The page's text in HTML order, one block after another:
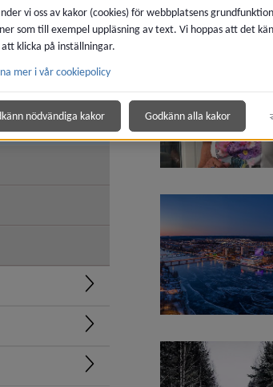
Expandera
Expandera
Expandera
vi oss av kakor (cookies) för webbplatsens
som till exempel uppläsning av text. Vi hoppas att det
klicka på inställningar.
mer i vår cookiepolicy
nödvändiga kakor Godkänn alla kakor